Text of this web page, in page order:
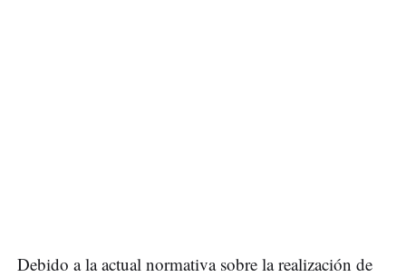
Debido a la actual normativa sobre la realización de